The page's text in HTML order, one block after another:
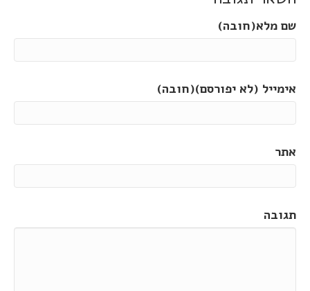
שם מלא(חובה)
אימייל (לא יפורסם)(חובה)
אתר
תגובה